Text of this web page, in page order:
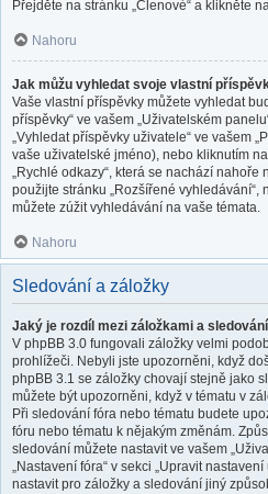
Přejděte na stránku „Členové“ a klikněte
Nahoru
Jak můžu vyhledat svoje vlastní
Vaše vlastní příspěvky můžete vyhledat
příspěvky“ ve vašem „Uživatelském
„Vyhledat příspěvky uživatele“ ve vašem
vaše uživatelské jméno), nebo kliknutím
„Rychlé odkazy“, která se nachází
použijte stránku „Rozšířené vyhledávání“,
můžete zúžit vyhledávání na vaše témata.
Nahoru
Sledování a záložky
Jaký je rozdíl mezi záložkami a
V phpBB 3.0 fungovali záložky velmi
prohlížeči. Nebyli jste upozorněni, když
phpBB 3.1 se záložky chovají stejně jako
můžete být upozorněni, když v tématu v
Při sledování fóra nebo tématu budete
fóru nebo tématu k nějakým změnám.
sledování můžete nastavit ve vašem
„Nastavení fóra“ v sekci „Upravit
nastavit pro záložky a sledování jiný